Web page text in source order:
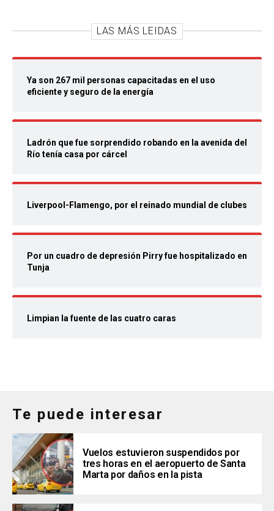
LAS MÁS LEIDAS
Ya son 267 mil personas capacitadas en el uso
eficiente y seguro de la energía
Ladrón que fue sorprendido robando en la avenida del
Río tenía casa por cárcel
Liverpool-Flamengo, por el reinado mundial de clubes
Por un cuadro de depresión Pirry fue hospitalizado en
Tunja
Limpian la fuente de las cuatro caras
Te puede interesar
Vuelos estuvieron suspendidos por
tres horas en el aeropuerto de Santa
Marta por daños en la pista